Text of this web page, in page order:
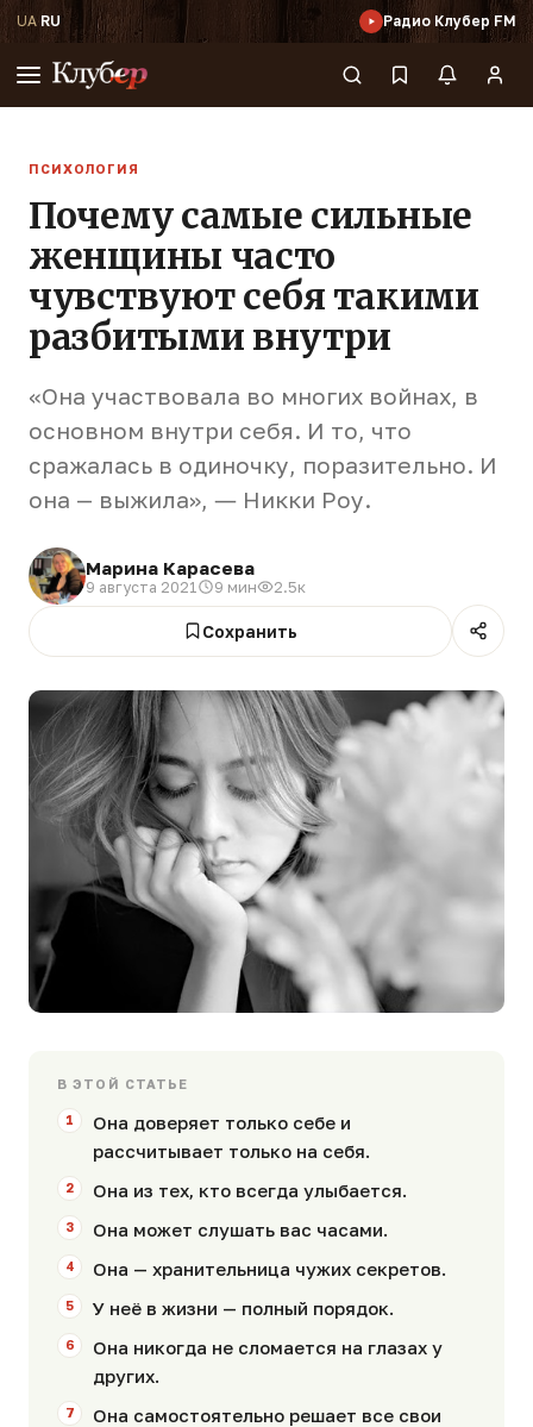
UA·RU Радио Клубер FM
ПСИХОЛОГИЯ
Почему самые сильные
женщины часто
чувствуют себя такими
разбитыми внутри
«Она участвовала во многих войнах, в
основном внутри себя. И то, что
сражалась в одиночку, поразительно. И
она — выжила», ― Никки Роу.
Марина Карасева
9 августа 2021 9 мин 2.5к
Сохранить
В ЭТОЙ СТАТЬЕ
Она доверяет только себе и
рассчитывает только на себя.
Она из тех, кто всегда улыбается.
Она может слушать вас часами.
Она — хранительница чужих секретов.
У неё в жизни — полный порядок.
Она никогда не сломается на глазах у
других.
Она самостоятельно решает все свои